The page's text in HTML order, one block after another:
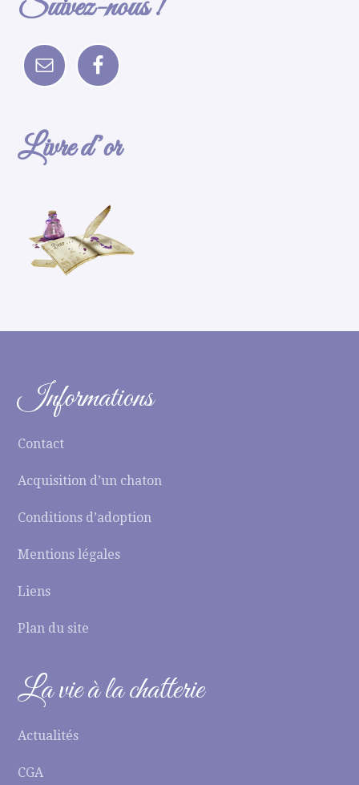
Suivez-nous !
Livre d’or
Informations
Contact
Acquisition d’un chaton
Conditions d’adoption
Mentions légales
Liens
Plan du site
La vie à la chatterie
Actualités
CGA